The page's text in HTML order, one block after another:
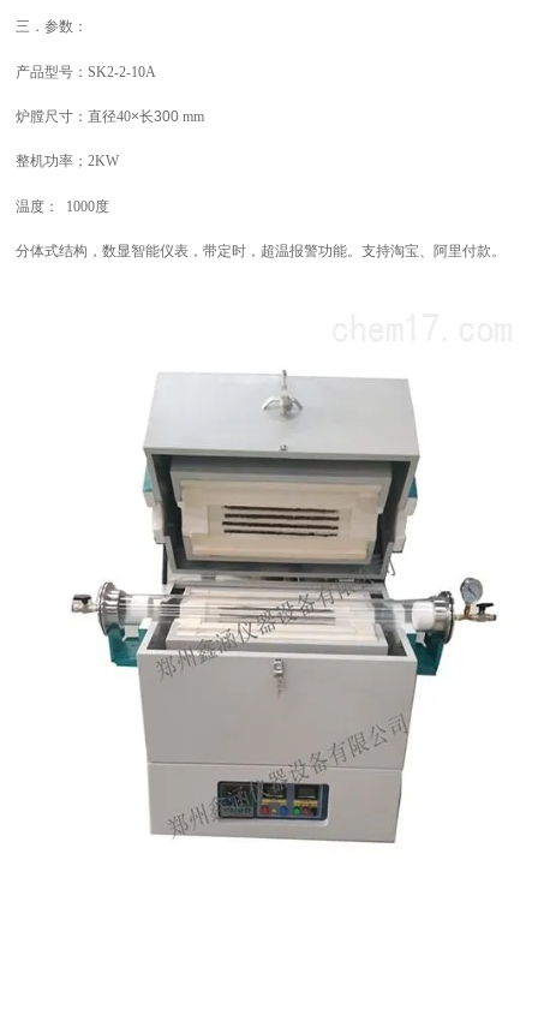
三．参数：
产品型号：SK2-2-10A
炉膛尺寸：直径40×长300 mm
整机功率；2KW
温度： 1000度
分体式结构，数显智能仪表，带定时，超温报警功能。支持淘宝、阿里付款。